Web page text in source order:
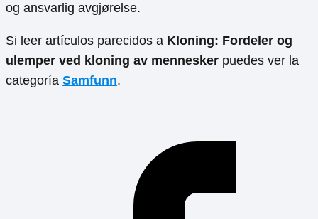
og ansvarlig avgjørelse.
Si leer artículos parecidos a Kloning: Fordeler og
ulemper ved kloning av mennesker puedes ver la
categoría Samfunn.